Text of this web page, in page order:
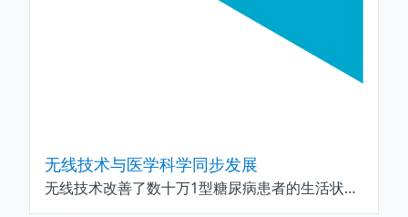
无线技术与医学科学同步发展
无线技术改善了数十万1型糖尿病患者的生活状况,未来还有更多的进展.Nordic系统级芯片(SoC)和系统级封装(SiP)产品的Arm Cortex-M4和-M33嵌入式处理器等能够提供先进技术支持